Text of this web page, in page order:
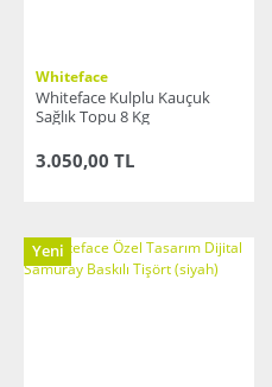
Whiteface
Whiteface Kulplu Kauçuk
Sağlık Topu 8 Kg
3.050,00 TL
Yeni